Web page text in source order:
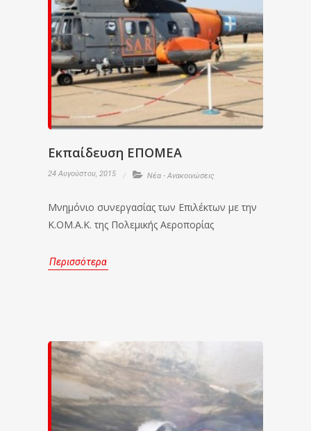
Εκπαίδευση ΕΠΟΜΕΑ
24 Αυγούστου, 2015 Νέα - Ανακοινώσεις
Μνημόνιο συνεργασίας των Επιλέκτων με την
Κ.ΟΜ.Α.Κ. της Πολεμικής Αεροπορίας
Περισσότερα